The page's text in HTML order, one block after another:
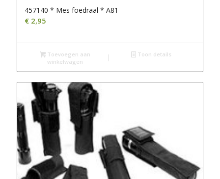
457140 * Mes foedraal * A81
€2,95
Toevoegen aan
winkelwagen
Toon details